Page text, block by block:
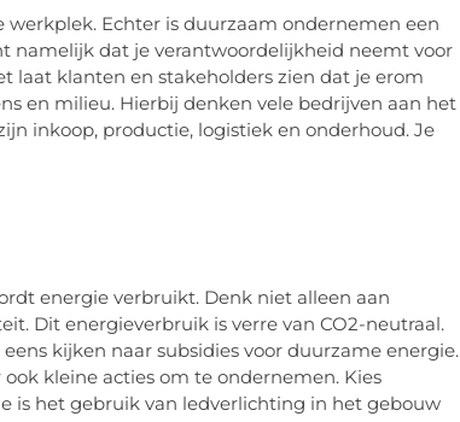
Echter is duurzaam ondernemen een
namelijk dat je verantwoordelijkheid neemt voor
laat klanten en stakeholders zien dat je erom
en milieu. Hierbij denken vele bedrijven aan het
inkoop, productie, logistiek en onderhoud. Je
energie verbruikt. Denk niet alleen aan
Dit energieverbruik is verre van CO2-neutraal.
kijken naar subsidies voor duurzame energie.
kleine acties om te ondernemen. Kies
is het gebruik van ledverlichting in het gebouw